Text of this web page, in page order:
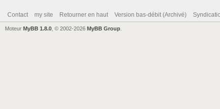
Contact my site Retourner en haut Version bas-débit (Archivé)
Moteur MyBB 1.8.0 , © 2002-2026 MyBB Group